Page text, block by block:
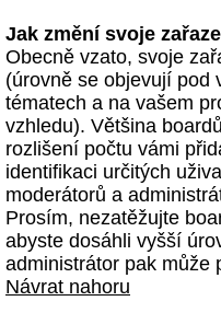
Jak změní svoje
Obecně vzato, svoje
(úrovně se objevují pod
tématech a na vašem
vzhledu). Většina
rozlišení počtu vámi
identifikaci určitých
moderátorů a
Prosím, nezatěžujte
abyste dosáhli vyšší
administrátor pak může
Návrat nahoru